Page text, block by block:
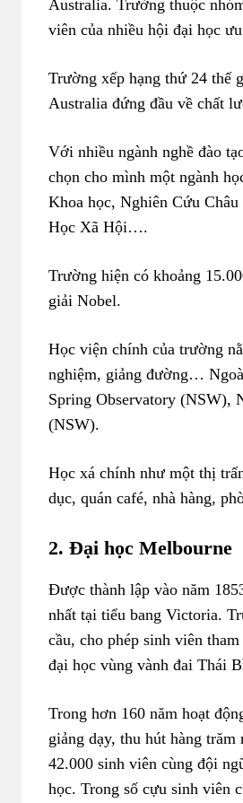
Australia. Trường thuộc
viên của nhiều hội đại học
Trường xếp hạng thứ 24 thế
Australia đứng đầu về chất
Với nhiều ngành nghề đào
chọn cho mình một ngành
Khoa học, Nghiên Cứu
Học Xã Hội….
Trường hiện có khoảng
giải Nobel.
Học viện chính của trường
nghiệm, giảng đường…
Spring Observatory (NSW),
(NSW).
Học xá chính như một thị
dục, quán café, nhà hàng,
2. Đại học Melbourne
Được thành lập vào năm
nhất tại tiểu bang Victoria.
cầu, cho phép sinh viên
đại học vùng vành đai Thái
Trong hơn 160 năm hoạt
giảng dạy, thu hút hàng
42.000 sinh viên cùng đội
học. Trong số cựu sinh viên